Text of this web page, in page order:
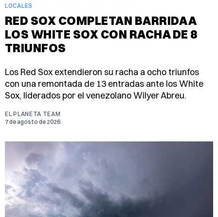
LOCALES
RED SOX COMPLETAN BARRIDA A
LOS WHITE SOX CON RACHA DE 8
TRIUNFOS
Los Red Sox extendieron su racha a ocho triunfos
con una remontada de 13 entradas ante los White
Sox, liderados por el venezolano Wilyer Abreu.
EL PLANETA TEAM
7 de agosto de 2026